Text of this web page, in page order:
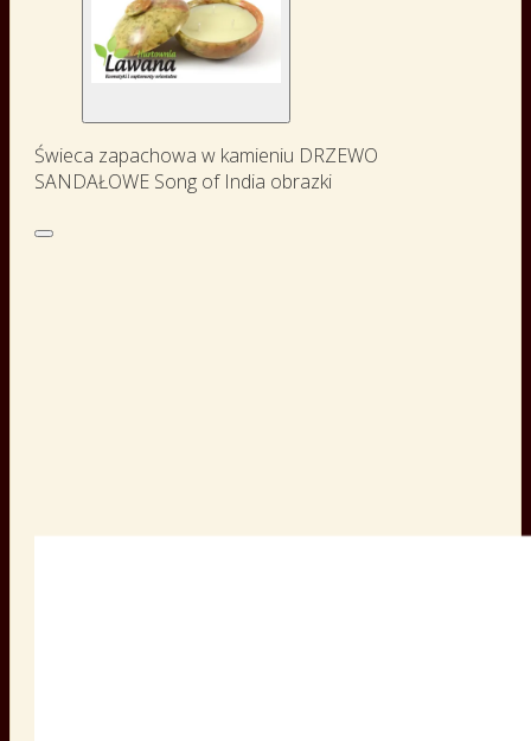
Świeca zapachowa w kamieniu DRZEWO
SANDAŁOWE Song of India obrazki